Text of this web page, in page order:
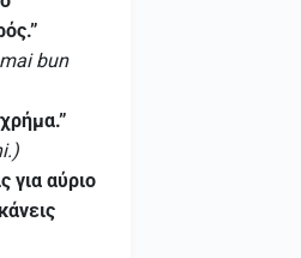
bun
για αύριο